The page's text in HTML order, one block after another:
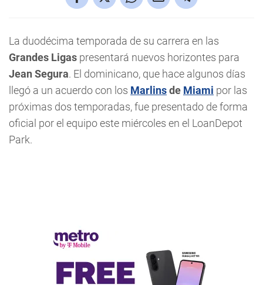
La duodécima temporada de su carrera en las
Grandes Ligas presentará nuevos horizontes para
Jean Segura. El dominicano, que hace algunos días
llegó a un acuerdo con los Marlinsde Miami por las
próximas dos temporadas, fue presentado de forma
oficial por el equipo este miércoles en el LoanDepot
Park.